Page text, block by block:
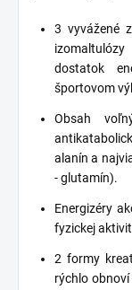
3 vyvážené
izomaltulózy
dostatok
športovom
Obsah
alanín a
- glutamín).
Energizéry
fyzickej
2 formy
rýchlo